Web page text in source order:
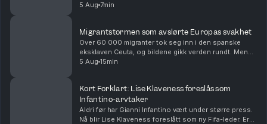
fremmarsj i Det demokratiske partiet i USA. Vi
5 Aug 7min
Migrantstormen som avslørte Europas svakhet
Over 60 000 migranter tok seg inn i den spanske
eksklaven Ceuta, og bildene gikk verden rundt. Men
den virale fortellingen om hva som skjedde kan bli
5 Aug 15min
Kort Forklart: Lise Klaveness foreslås som
Infantino-arvtaker
Aldri før har Gianni Infantino vært under større press.
Nå blir Lise Klaveness foreslått som ny Fifa-leder. Er